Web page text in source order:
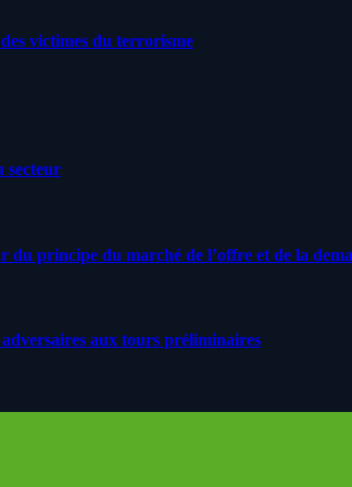
victimes du terrorisme
secteur
du principe du marché de l’offre et de la
aux tours préliminaires